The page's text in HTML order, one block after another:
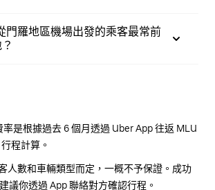
門羅地區機場出發的乘客最常前
是根據過去 6 個月透過 Uber App 往返 MLU
程計算。
人數和車輛類型而定，一概不予保證。成功
議你透過 App 聯絡對方確認行程。